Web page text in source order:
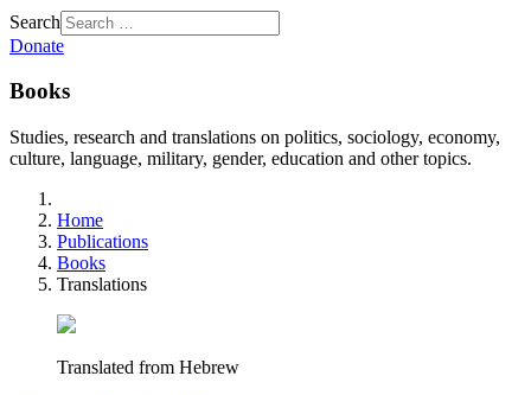
Search
Donate
Books
Studies, research and translations on politics, sociology, economy,
culture, language, military, gender, education and other topics.
Home
Publications
Books
Translations
Translated from Hebrew